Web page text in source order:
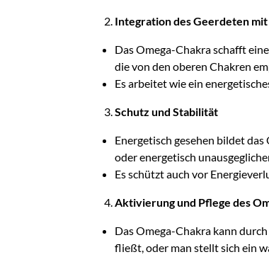
Integration des Geerdeten
Das Omega-Chakra schafft
die von den oberen Chakren
Es arbeitet wie ein
Schutz und Stabilität
Energetisch gesehen bildet
oder energetisch
Es schützt auch vor
Aktivierung und Pflege des
Das Omega-Chakra kann
fließt, oder man stellt sich ein